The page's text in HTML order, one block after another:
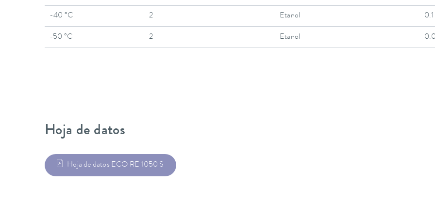
-40 °C 2 Etanol 0.1
-50 °C 2 Etanol
Hoja de datos
Hoja de datos ECO RE 1050 S